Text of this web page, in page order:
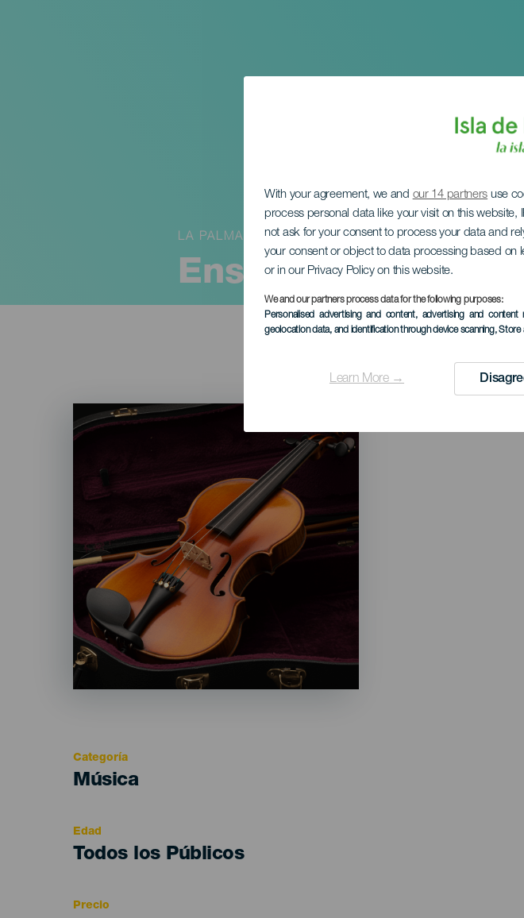
With your agreement, we and our 14 partners use
process personal data like your visit on this
not ask for your consent to process your data and
your consent or object to data processing based on
or in our Privacy Policy on this website.
We and our partners process data for the following purposes:
Personalised advertising and content, advertising and
geolocation data, and identification through device scanning, Store
Learn More →
Ensemble Nexus
LA PALMA
Imagen
Listado
Categoría
Categoría
Música
Edad
Edad
Todos los Públicos
Precio